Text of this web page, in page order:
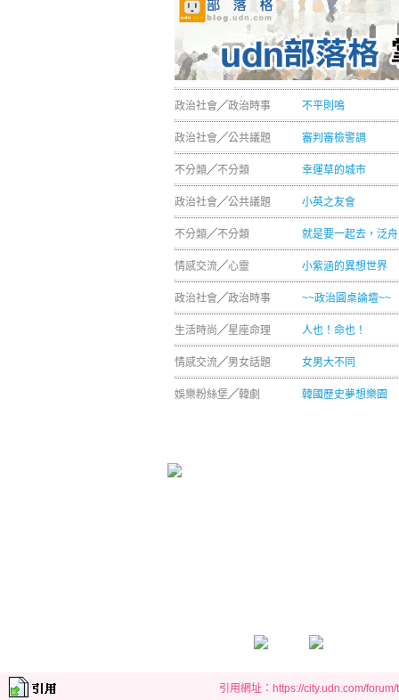
政治社會╱政治時事 不平則鳴
政治社會╱公共議題 審判審檢警調
不分類╱不分類 幸運草的城市
政治社會╱公共議題 小英之友會
不分類╱不分類 就是要一起去，泛舟
情感交流╱心靈 小紫涵的異想世界
政治社會╱政治時事 ~~政治圓桌論壇~~
生活時尚╱ 星座命理 人也！命也！
情感交流╱ 男女話題 女男大不同
娛樂粉絲堡╱韓劇 韓國歷史夢想樂園
引用網址：https://city.udn.com/